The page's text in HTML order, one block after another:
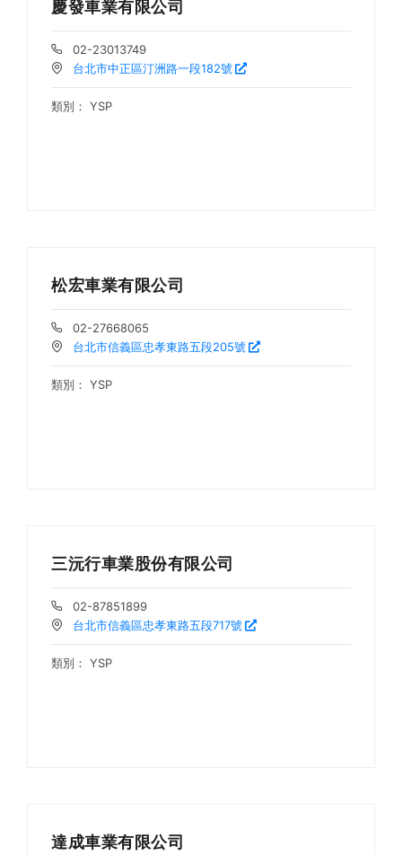
慶發車業有限公司
02-23013749
台北市中正區汀洲路一段182號
類別： YSP
松宏車業有限公司
02-27668065
台北市信義區忠孝東路五段205號
類別： YSP
三沅行車業股份有限公司
02-87851899
台北市信義區忠孝東路五段717號
類別： YSP
達成車業有限公司